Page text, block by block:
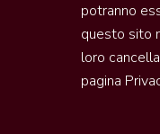
potranno
questo sito
loro
pagina